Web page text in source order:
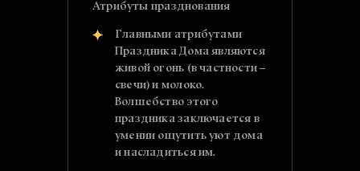
Атрибуты празднования
Главными атрибутами
Праздника Дома являются
живой огонь (в частности –
свечи) и молоко.
Волшебство этого
праздника заключается в
умении ощутить уют дома
и насладиться им.